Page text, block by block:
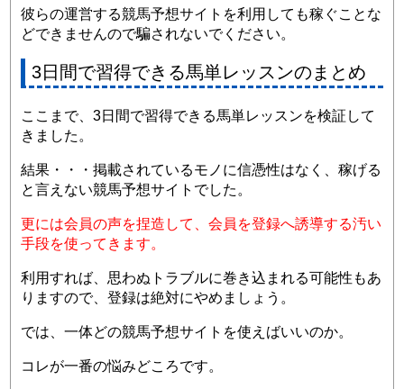
彼らの運営する競馬予想サイトを利用しても稼ぐことな
どできませんので騙されないでください。
3日間で習得できる馬単レッスンのまとめ
ここまで、3日間で習得できる馬単レッスンを検証して
きました。
結果・・・掲載されているモノに信憑性はなく、稼げる
と言えない競馬予想サイトでした。
更には会員の声を捏造して、会員を登録へ誘導する汚い
手段を使ってきます。
利用すれば、思わぬトラブルに巻き込まれる可能性もあ
りますので、登録は絶対にやめましょう。
では、一体どの競馬予想サイトを使えばいいのか。
コレが一番の悩みどころです。